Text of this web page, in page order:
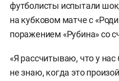
футболисты испытали
на кубковом матче с
поражением «Рубина» со
«Я рассчитываю, что у
не знаю, когда это